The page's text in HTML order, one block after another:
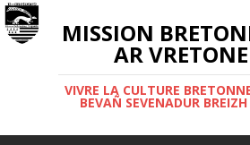
MISSION
AR
VIVRE LA CULTURE
BEVAÑ SEVENADUR